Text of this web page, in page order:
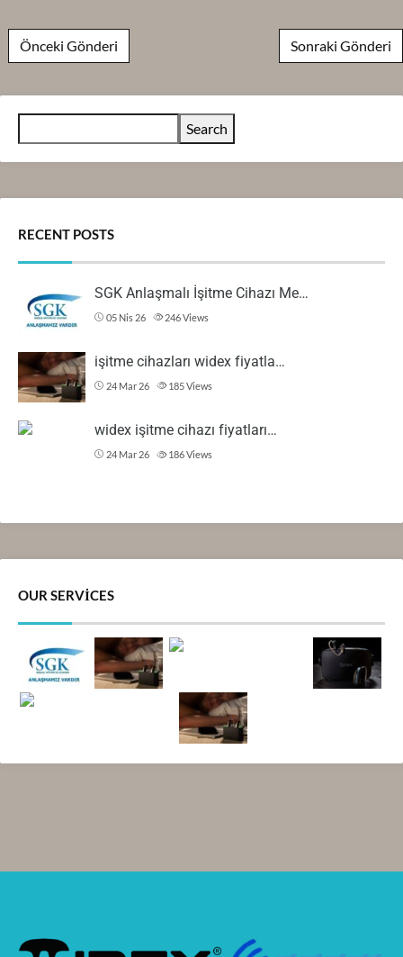
Post navigation
Önceki Gönderi Sonraki Gönderi
Search
RECENT POSTS
SGK Anlaşmalı İşitme Cihazı Me…
05 Nis 26 246Views
işitme cihazları widex fiyatla…
24 Mar 26 185Views
widex işitme cihazı fiyatları…
24 Mar 26 186Views
OUR SERVICES